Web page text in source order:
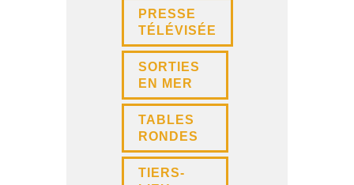
PRESSE
TÉLÉVISÉE
SORTIES
EN MER
TABLES
RONDES
TIERS-